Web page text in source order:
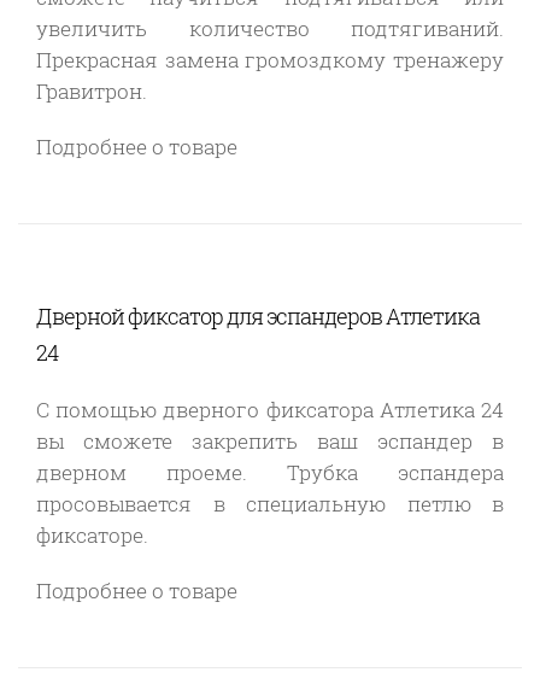
увеличить количество подтягиваний.
Прекрасная замена громоздкому тренажеру
Гравитрон.
Подробнее о товаре
Дверной фиксатор для эспандеров Атлетика
24
С помощью дверного фиксатора Атлетика 24
вы сможете закрепить ваш эспандер в
дверном проеме. Трубка эспандера
просовывается в специальную петлю в
фиксаторе.
Подробнее о товаре